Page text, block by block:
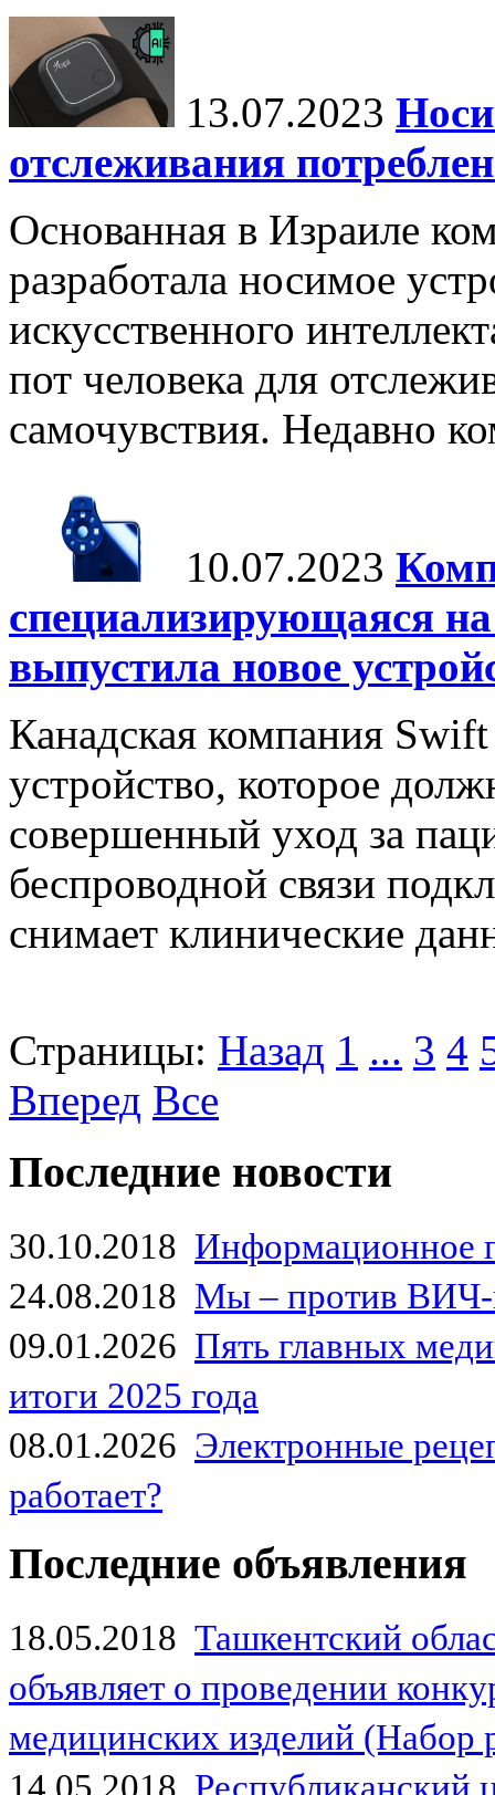
13.07.2023
отслеживания
Основанная в Израиле
разработала носимое
искусственного
пот человека для
самочувствия. Недавно
10.07.2023
специализирующаяся
выпустила новое
Канадская компания
устройство, которое
совершенный уход за
беспроводной связи
снимает клинические
Страницы: Назад 1 ... 3 4
Вперед Все
Последние новости
30.10.2018 Информационное
24.08.2018 Мы – против
09.01.2026 Пять главных
итоги 2025 года
08.01.2026 Электронные
работает?
Последние объявления
18.05.2018 Ташкентский
объявляет о проведении
медицинских изделий (Набор